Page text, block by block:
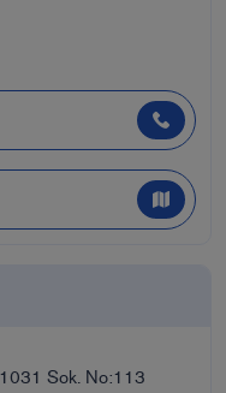
Sok. No:113